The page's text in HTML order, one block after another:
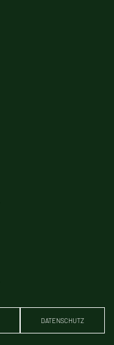
DATENSCHUTZ